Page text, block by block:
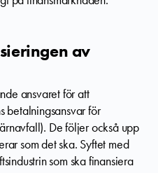
av
ansvaret för att
betalningsansvar för
De följer också upp
som det ska. Syftet med
som ska finansiera